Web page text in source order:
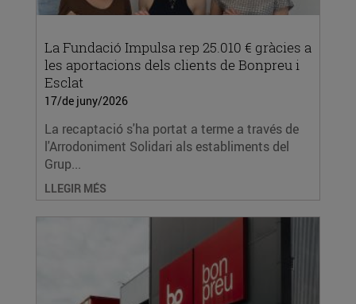
La Fundació Impulsa rep 25.010 € gràcies a
les aportacions dels clients de Bonpreu i
Esclat
17/de juny/2026
La recaptació s'ha portat a terme a través de
l'Arrodoniment Solidari als establiments del
Grup...
LLEGIR MÉS